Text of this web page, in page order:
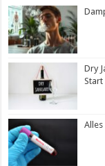
Dry
Start